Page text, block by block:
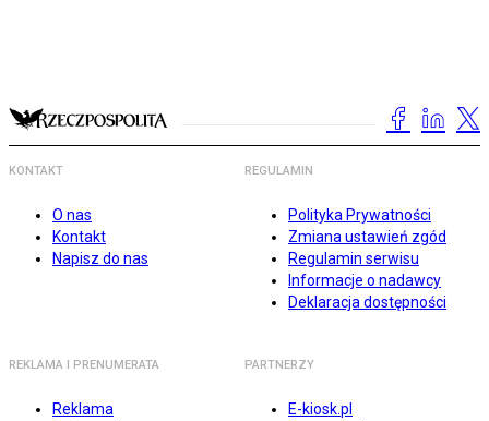
KONTAKT
O nas
Kontakt
Napisz do nas
REGULAMIN
Polityka Prywatności
Zmiana ustawień zgód
Regulamin serwisu
Informacje o nadawcy
Deklaracja dostępności
REKLAMA I PRENUMERATA
Reklama
PARTNERZY
E-kiosk.pl